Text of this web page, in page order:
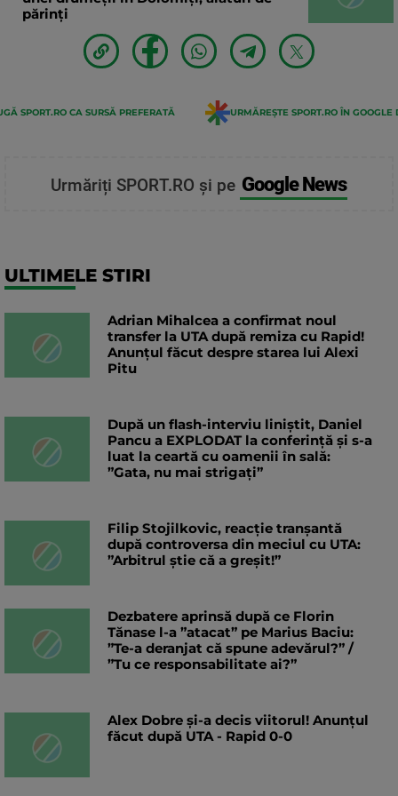
părinți
SPORT.RO CA SURSĂ PREFERATĂ URMĂREȘTE SPORT.RO ÎN GOOGLE
Urmăriți SPORT.RO și pe Google News
ULTIMELE STIRI
Adrian Mihalcea a confirmat noul
transfer la UTA după remiza cu Rapid!
Anunțul făcut despre starea lui Alexi
Pitu
După un flash-interviu liniștit, Daniel
Pancu a EXPLODAT la conferință și s-a
luat la ceartă cu oamenii în sală:
”Gata, nu mai strigați”
Filip Stojilkovic, reacție tranșantă
după controversa din meciul cu UTA:
”Arbitrul știe că a greșit!”
Dezbatere aprinsă după ce Florin
Tănase l-a ”atacat” pe Marius Baciu:
”Te-a deranjat că spune adevărul?” /
”Tu ce responsabilitate ai?”
Alex Dobre și-a decis viitorul! Anunțul
făcut după UTA - Rapid 0-0